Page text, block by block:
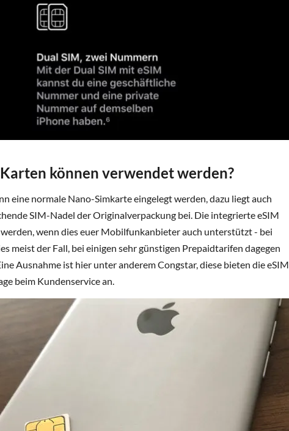
können verwendet werden?
eine normale Nano-Simkarte eingelegt werden, dazu liegt auch
SIM-Nadel der Originalverpackung bei. Die integrierte eSIM
wenn dies euer Mobilfunkanbieter auch unterstützt - bei
meist der Fall, bei einigen sehr günstigen Prepaidtarifen dagegen
Ausnahme ist hier unter anderem Congstar, diese bieten die eSIM
beim Kundenservice an.